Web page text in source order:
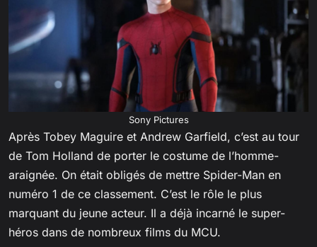
Sony Pictures
Après Tobey Maguire et Andrew Garfield, c’est au tour
de Tom Holland de porter le costume de l’homme-
araignée. On était obligés de mettre Spider-Man en
numéro 1 de ce classement. C’est le rôle le plus
marquant du jeune acteur. Il a déjà incarné le super-
héros dans de nombreux films du MCU.